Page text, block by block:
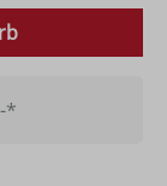
Wert
*